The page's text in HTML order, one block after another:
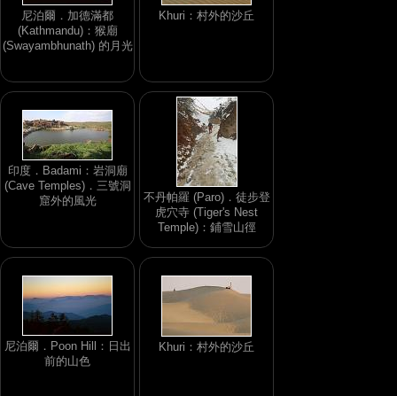
尼泊爾．加德滿都
(Kathmandu)：猴廟
(Swayambhunath) 的月光
Khuri：村外的沙丘
印度．Badami：岩洞廟
(Cave Temples)．三號洞
窟外的風光
不丹帕羅 (Paro)．徒步登
虎穴寺 (Tiger's Nest
Temple)：鋪雪山徑
尼泊爾．Poon Hill：日出
前的山色
Khuri：村外的沙丘